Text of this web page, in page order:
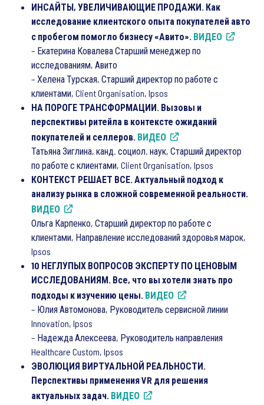
ИНСАЙТЫ, УВЕЛИЧИВАЮЩИЕ ПРОДАЖИ. Как
исследование клиентского опыта покупателей авто
с пробегом помогло бизнесу «Авито». ВИДЕО
– Екатерина Ковалева Старший менеджер по
исследованиям, Авито
– Хелена Турская, Старший директор по работе с
клиентами, Client Organisation, Ipsos
НА ПОРОГЕ ТРАНСФОРМАЦИИ. Вызовы и
перспективы ритейла в контексте ожиданий
покупателей и селлеров. ВИДЕО
Татьяна Зиглина, канд. социол. наук, Старший директор
по работе с клиентами, Client Organisation, Ipsos
КОНТЕКСТ РЕШАЕТ ВСЕ. Актуальный подход к
анализу рынка в сложной современной реальности.
ВИДЕО
Ольга Карпенко, Старший директор по работе с
клиентами, Направление исследований здоровья марок,
Ipsos
10 НЕГЛУПЫХ ВОПРОСОВ ЭКСПЕРТУ ПО ЦЕНОВЫМ
ИССЛЕДОВАНИЯМ. Все, что вы хотели знать про
подходы к изучению цены. ВИДЕО
– Юлия Автомонова, Руководитель сервисной линии
Innovation, Ipsos
– Надежда Алексеева, Руководитель направления
Healthcare Custom, Ipsos
ЭВОЛЮЦИЯ ВИРТУАЛЬНОЙ РЕАЛЬНОСТИ.
Перспективы применения VR для решения
актуальных задач. ВИДЕО